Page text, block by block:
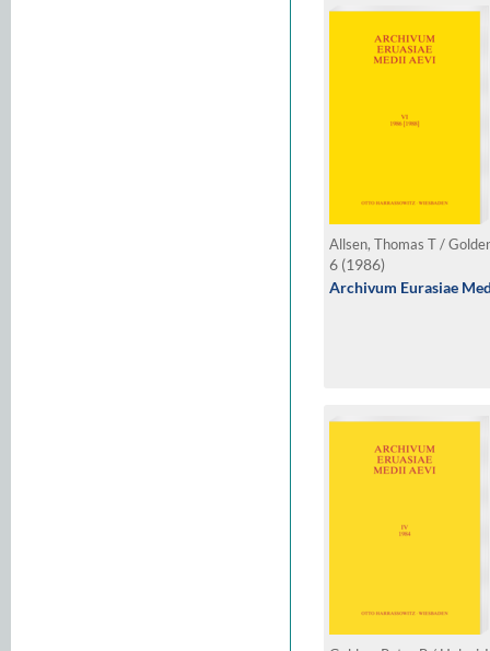
6 (1986)
Archivum Eurasiae